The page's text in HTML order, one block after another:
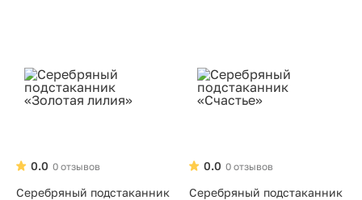
0 отзывов
0.0
Серебряный подстаканник
0 отзывов
0.0
Серебряный подстаканник